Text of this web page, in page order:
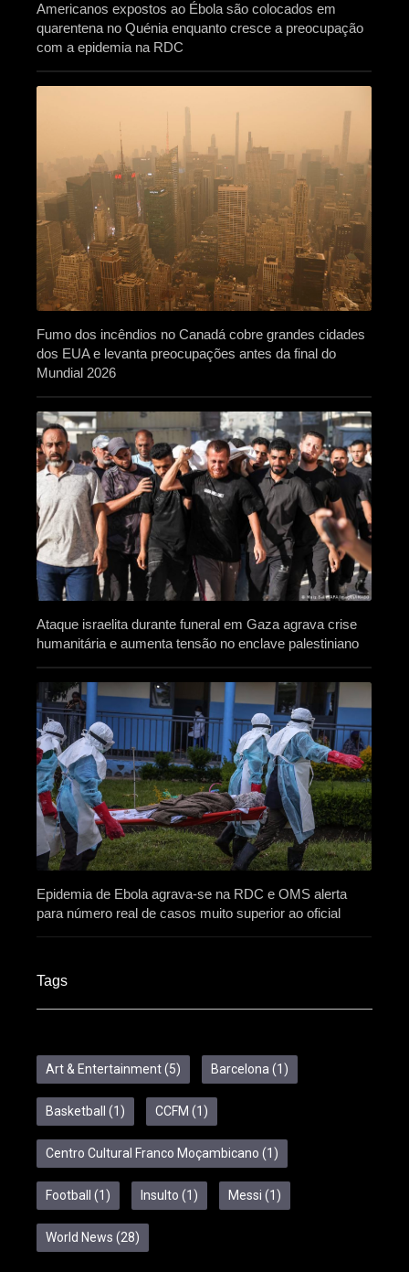
Americanos expostos ao Ébola são colocados em
quarentena no Quénia enquanto cresce a preocupação
com a epidemia na RDC
Fumo dos incêndios no Canadá cobre grandes cidades
dos EUA e levanta preocupações antes da final do
Mundial 2026
Ataque israelita durante funeral em Gaza agrava crise
humanitária e aumenta tensão no enclave palestiniano
Epidemia de Ebola agrava-se na RDC e OMS alerta
para número real de casos muito superior ao oficial
Tags
Art & Entertainment(5) Barcelona(1)
Basketball (1) CCFM (1)
Centro Cultural Franco Moçambicano (1)
Football (1) Insulto (1) Messi (1)
World News (28)